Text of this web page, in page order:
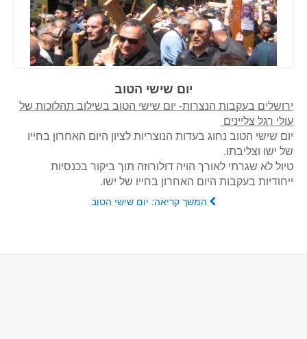
יום שישי הטוב
ירושלים בעקבות הנצרות- יום שישי הטוב בשילוב תהלוכות של
עולי רגל צליינים
יום שישי הטוב נחוג בעדות הנוצריות לציון היום האחרון בחייו
של ישו וצליבתו.
טיול לא שגרתי לאורך הויה דולורוזה תוך ביקור בכנסיות
ייחודיות בעקבות היום האחרון בחייו של ישו.
המשך קריאה: יום שישי הטוב